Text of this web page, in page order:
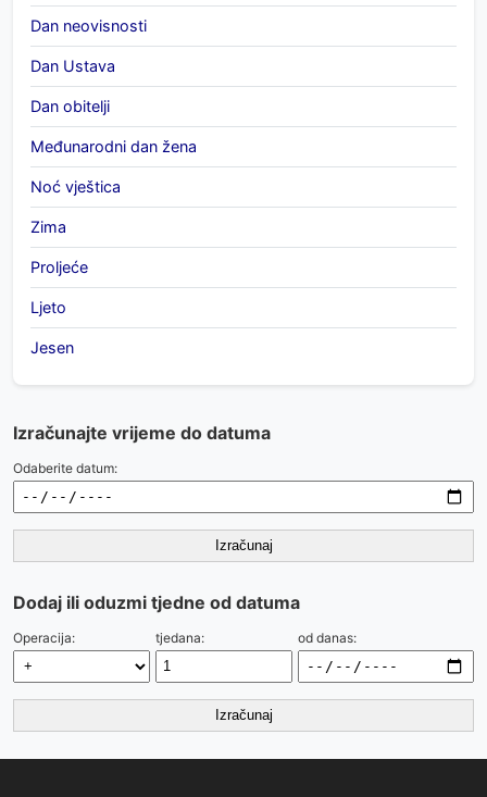
Dan neovisnosti
Dan Ustava
Dan obitelji
Međunarodni dan žena
Noć vještica
Zima
Proljeće
Ljeto
Jesen
Izračunajte vrijeme do datuma
Odaberite datum:
Izračunaj
Dodaj ili oduzmi tjedne od datuma
Operacija: tjedana: od danas:
Izračunaj